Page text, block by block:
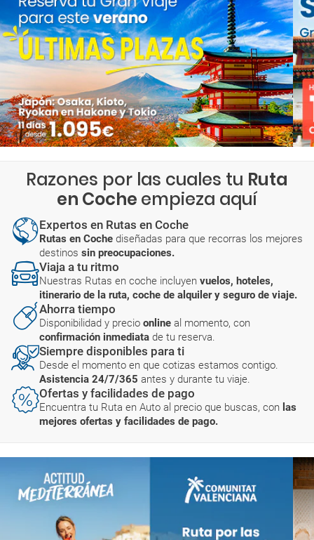
Razones por las cuales tu Ruta
en Coche empieza aquí
Expertos en Rutas en Coche
Rutas en Coche diseñadas para que recorras los mejores
destinos sin preocupaciones.
Viaja a tu ritmo
Nuestras Rutas en coche incluyen vuelos, hoteles,
itinerario de la ruta, coche de alquiler y seguro de viaje.
Ahorra tiempo
Disponibilidad y precio online al momento, con
confirmación inmediata de tu reserva.
Siempre disponibles para ti
Desde el momento en que cotizas estamos contigo.
Asistencia 24/7/365 antes y durante tu viaje.
Ofertas y facilidades de pago
Encuentra tu Ruta en Auto al precio que buscas, con las
mejores ofertas y facilidades de pago.